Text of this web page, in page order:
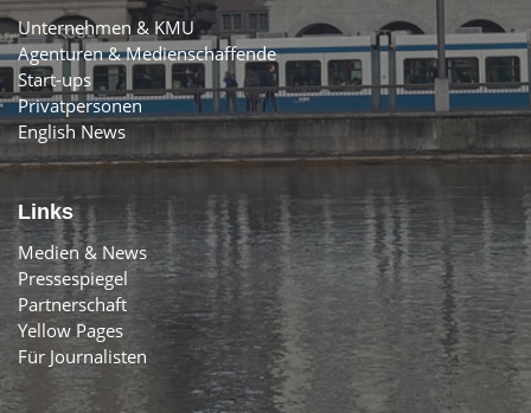
Unternehmen & KMU
Agenturen & Medienschaffende
Start-ups
Privatpersonen
English News
Links
Medien & News
Pressespiegel
Partnerschaft
Yellow Pages
Für Journalisten